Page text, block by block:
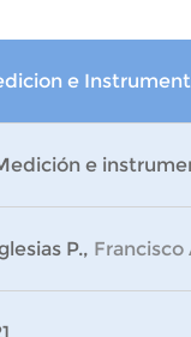
e
e
P., Francisco